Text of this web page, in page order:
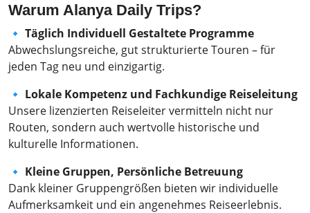
Warum Alanya Daily Trips?
🔹 Täglich Individuell Gestaltete Programme
Abwechslungsreiche, gut strukturierte Touren – für
jeden Tag neu und einzigartig.
🔹 Lokale Kompetenz und Fachkundige Reiseleitung
Unsere lizenzierten Reiseleiter vermitteln nicht nur
Routen, sondern auch wertvolle historische und
kulturelle Informationen.
🔹 Kleine Gruppen, Persönliche Betreuung
Dank kleiner Gruppengrößen bieten wir individuelle
Aufmerksamkeit und ein angenehmes Reiseerlebnis.